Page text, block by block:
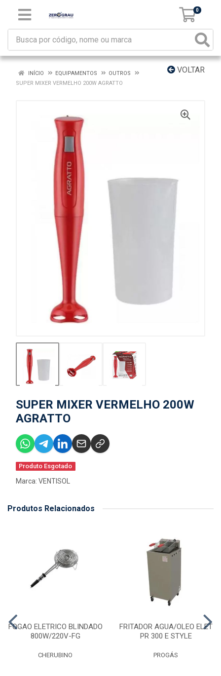
0
VOLTAR
INÍCIO EQUIPAMENTOS
OUTROS
SUPER MIXER VERMELHO 200W AGRATTO
SUPER MIXER VERMELHO 200W
AGRATTO
Produto Esgotado
Marca: VENTISOL
Produtos Relacionados
FOGAO ELETRICO BLINDADO
800W/220V-FG
CHERUBINO
FRITADOR AGUA/OLEO ELET
PR 300 E STYLE
PROGÁS